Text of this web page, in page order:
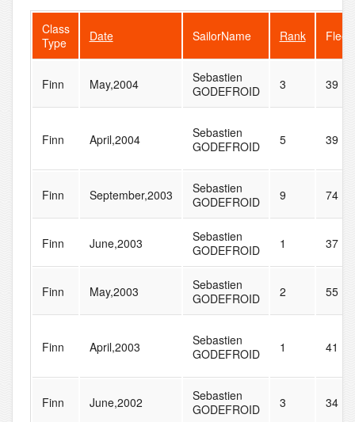
Class
Type
Date SailorName Rank
Finn May,2004
Sebastien
GODEFROID
3 39
Finn April,2004
Sebastien
GODEFROID
5 39
Finn September,2003
Sebastien
GODEFROID
9 74
Finn June,2003
Sebastien
GODEFROID
1 37
Finn May,2003
Sebastien
GODEFROID
2 55
Finn April,2003
Sebastien
GODEFROID
1 41
Finn June,2002
Sebastien
GODEFROID
3 34